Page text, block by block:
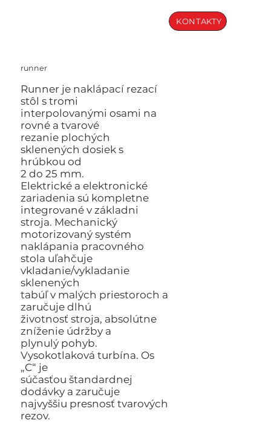
KONTAKTY
runner
Runner je naklápací rezací
stôl s tromi
interpolovanými osami na
rovné a tvarové
rezanie plochých
sklenených dosiek s
hrúbkou od
2 do 25 mm.
Elektrické a elektronické
zariadenia sú kompletne
integrované v základni
stroja. Mechanický
motorizovaný systém
naklápania pracovného
stola uľahčuje
vkladanie/vykladanie
sklenených
tabúľ v malých priestoroch a
zaručuje dlhú
životnosť stroja, absolútne
zníženie údržby a
plynulý pohyb.
Vysokotlaková turbína. Os
„C“ je
súčasťou štandardnej
dodávky a zaručuje
najvyššiu presnosť tvarových
rezov.